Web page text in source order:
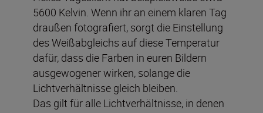
5600 Kelvin. Wenn ihr an einem klaren Tag
draußen fotografiert, sorgt die Einstellung
des Weißabgleichs auf diese Temperatur
dafür, dass die Farben in euren Bildern
ausgewogener wirken, solange die
Lichtverhältnisse gleich bleiben.
Das gilt für alle Lichtverhältnisse, in denen